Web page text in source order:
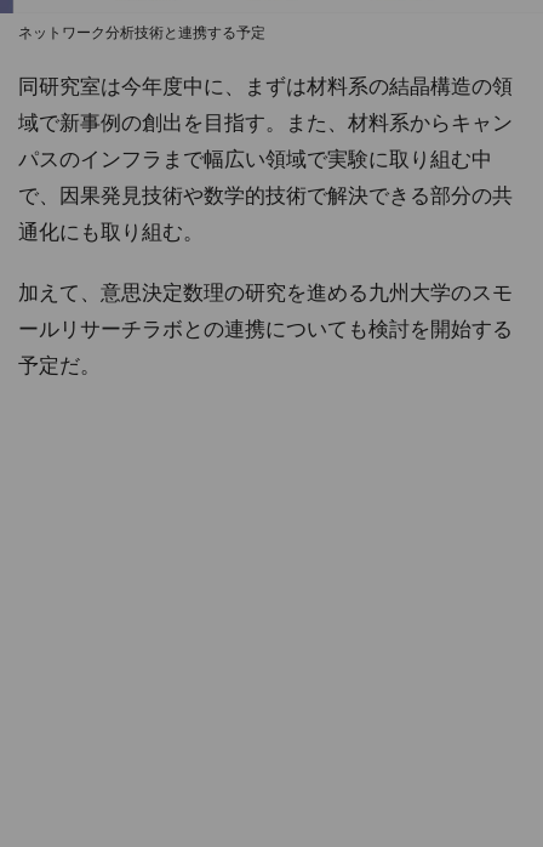
ネットワーク分析技術と連携する予定
同研究室は今年度中に、まずは材料系の結晶構造の領
域で新事例の創出を目指す。また、材料系からキャン
パスのインフラまで幅広い領域で実験に取り組む中
で、因果発見技術や数学的技術で解決できる部分の共
通化にも取り組む。
加えて、意思決定数理の研究を進める九州大学のスモ
ールリサーチラボとの連携についても検討を開始する
予定だ。